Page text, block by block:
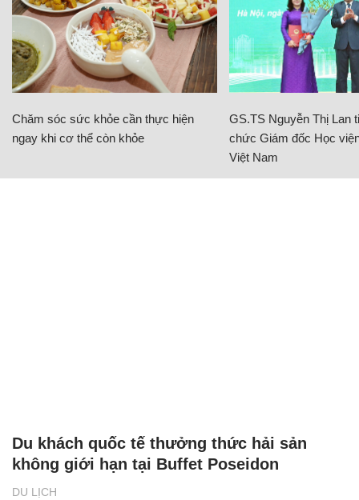
Chăm sóc sức khỏe cần thực hiện
ngay khi cơ thể còn khỏe
GS.TS Nguyễn Thị Lan
chức Giám đốc Học
Việt Nam
DU LỊCH
Du khách quốc tế thưởng thức hải sản
không giới hạn tại Buffet Poseidon